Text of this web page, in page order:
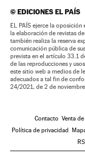
©EDICIONES EL PAÍS
EL PAÍS ejerce la oposición
la elaboración de revistas
también realiza la reserva
comunicación pública de
prevista en el artículo 33.1
de las reproducciones y
este sitio web a medios de
adecuados a tal fin de
24/2021, de 2 de noviembre
Contacto Venta
Política de privacidad